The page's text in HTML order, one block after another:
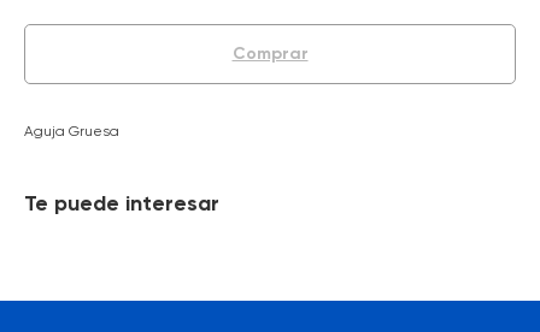
Comprar
Aguja Gruesa
Te puede interesar